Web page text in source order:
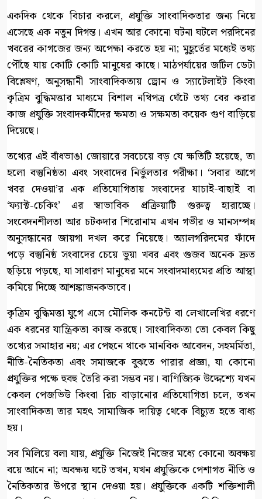
একদিক থেকে বিচার করলে, প্রযুক্তি সাংবাদিকতার জন্য নিয়ে
এসেছে এক নতুন দিগন্ত। এখন আর কোনো ঘটনা ঘটলে পরদিনের
খবরের কাগজের জন্য অপেক্ষা করতে হয় না; মুহূর্তের মধ্যেই তথ্য
পৌঁছে যায় কোটি কোটি মানুষের কাছে। মাঠপর্যায়ের জটিল ডেটা
বিশ্লেষণ, অনুসন্ধানী সাংবাদিকতায় ড্রোন ও স্যাটেলাইট কিংবা
কৃত্রিম বুদ্ধিমত্তার মাধ্যমে বিশাল নথিপত্র ঘেঁটে তথ্য বের করার
কাজ প্রযুক্তি সংবাদকর্মীদের ক্ষমতা ও সক্ষমতা কয়েক গুণ বাড়িয়ে
দিয়েছে।
তথ্যের এই বাঁধভাঙা জোয়ারে সবচেয়ে বড় যে ক্ষতিটি হয়েছে, তা
হলো বস্তুনিষ্ঠতা এবং সংবাদের নির্ভুলতার পরীক্ষা। ‘সবার আগে
খবর দেওয়া’র এক প্রতিযোগিতায় সংবাদের যাচাই-বাছাই বা
‘ফ্যাক্ট-চেকিং’ এর স্বাভাবিক প্রক্রিয়াটি গুরুত্ব হারাচ্ছে।
সংবেদনশীলতা আর চটকদার শিরোনাম এখন গভীর ও মানসম্পন্ন
অনুসন্ধানের জায়গা দখল করে নিয়েছে। অ্যালগরিদমের ফাঁদে
পড়ে বস্তুনিষ্ঠ সংবাদের চেয়ে ভুয়া খবর এবং গুজব অনেক দ্রুত
ছড়িয়ে পড়ছে, যা সাধারণ মানুষের মনে সংবাদমাধ্যমের প্রতি আস্থা
কমিয়ে দিচ্ছে আশঙ্কাজনকভাবে।
কৃত্রিম বুদ্ধিমত্তা যুগে এসে মৌলিক কনটেন্ট বা লেখালেখির ধরণে
এক ধরনের যান্ত্রিকতা কাজ করছে। সাংবাদিকতা তো কেবল কিছু
তথ্যের সমাহার নয়; এর পেছনে থাকে মানবিক আবেদন, সহমর্মিতা,
নীতি-নৈতিকতা এবং সমাজকে বুঝতে পারার প্রজ্ঞা, যা কোনো
প্রযুক্তির পক্ষে হুবহু তৈরি করা সম্ভব নয়। বাণিজ্যিক উদ্দেশ্যে যখন
কেবল পেজভিউ কিংবা রিচ বাড়ানোর প্রতিযোগিতা চলে, তখন
সাংবাদিকতা তার মহৎ সামাজিক দায়িত্ব থেকে বিচ্যুত হতে বাধ্য
হয়।
সব মিলিয়ে বলা যায়, প্রযুক্তি নিজেই নিজের মধ্যে কোনো অবক্ষয়
বয়ে আনে না; অবক্ষয় ঘটে তখন, যখন প্রযুক্তিকে পেশাগত নীতি ও
নৈতিকতার উপরে স্থান দেওয়া হয়। প্রযুক্তিকে একটি শক্তিশালী